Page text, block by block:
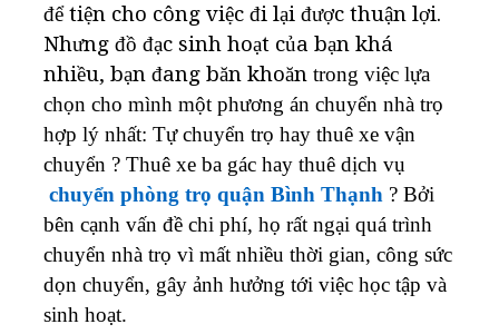
để tiện cho công việc đi lại được thuận lợi.
Nhưng đồ đạc sinh hoạt của bạn khá
nhiều, bạn đang băn khoăn trong việc lựa
chọn cho mình một phương án chuyển nhà trọ
hợp lý nhất: Tự chuyển trọ hay thuê xe vận
chuyển ? Thuê xe ba gác hay thuê dịch vụ
chuyển phòng trọ quận Bình Thạnh ? Bởi
bên cạnh vấn đề chi phí, họ rất ngại quá trình
chuyển nhà trọ vì mất nhiều thời gian, công sức
dọn chuyển, gây ảnh hưởng tới việc học tập và
sinh hoạt.